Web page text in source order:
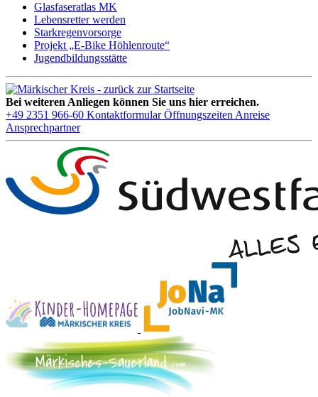
Glasfaseratlas MK
Lebensretter werden
Starkregenvorsorge
Projekt „E-Bike Höhlenroute“
Jugendbildungsstätte
Bei weiteren Anliegen können Sie uns hier erreichen.
+49 2351 966-60 Kontaktformular Öffnungszeiten Anreise
Ansprechpartner